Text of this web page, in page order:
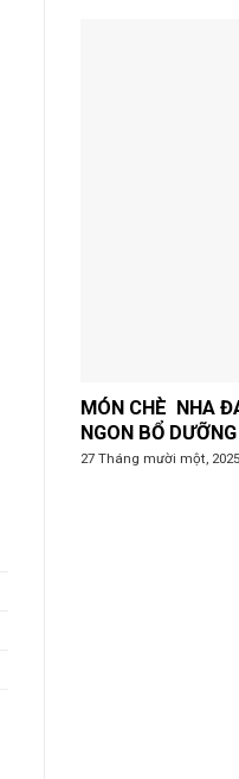
MÓN CHÈ NHA
NGON BỔ DƯỠNG
27 Tháng mười một, 2025